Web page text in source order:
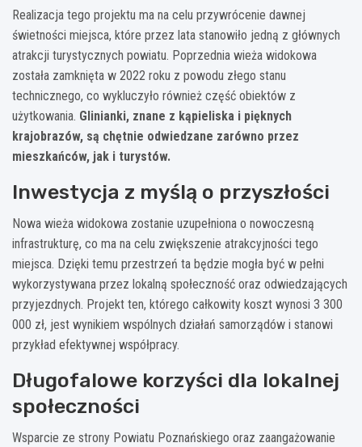
Realizacja tego projektu ma na celu przywrócenie dawnej
świetności miejsca, które przez lata stanowiło jedną z głównych
atrakcji turystycznych powiatu. Poprzednia wieża widokowa
została zamknięta w 2022 roku z powodu złego stanu
technicznego, co wykluczyło również część obiektów z
użytkowania. Glinianki, znane z kąpieliska i pięknych
krajobrazów, są chętnie odwiedzane zarówno przez
mieszkańców, jak i turystów.
Inwestycja z myślą o przyszłości
Nowa wieża widokowa zostanie uzupełniona o nowoczesną
infrastrukturę, co ma na celu zwiększenie atrakcyjności tego
miejsca. Dzięki temu przestrzeń ta będzie mogła być w pełni
wykorzystywana przez lokalną społeczność oraz odwiedzających
przyjezdnych. Projekt ten, którego całkowity koszt wynosi 3 300
000 zł, jest wynikiem wspólnych działań samorządów i stanowi
przykład efektywnej współpracy.
Długofalowe korzyści dla lokalnej
społeczności
Wsparcie ze strony Powiatu Poznańskiego oraz zaangażowanie